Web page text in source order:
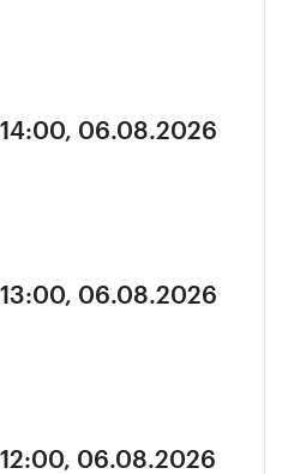
14:00, 06.08.2026
13:00, 06.08.2026
12:00, 06.08.2026